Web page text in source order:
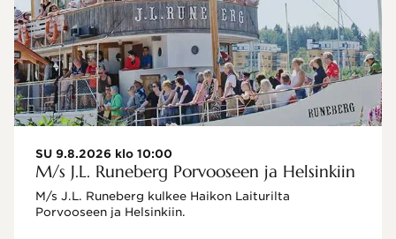
SU 9.8.2026 klo 10:00
M/s J.L. Runeberg Porvooseen ja Helsinkiin
M/s J.L. Runeberg kulkee Haikon Laiturilta
Porvooseen ja Helsinkiin.